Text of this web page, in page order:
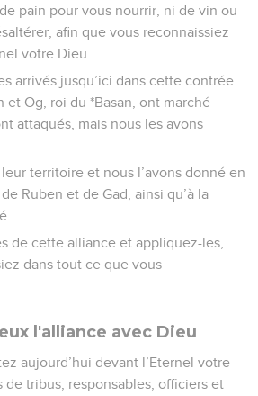
pain pour vous nourrir, ni de vin ou
afin que vous reconnaissiez
votre Dieu.
arrivés jusqu’ici dans cette contrée.
et Og, roi du *Basan, ont marché
attaqués, mais nous les avons
territoire et nous l’avons donné en
Ruben et de Gad, ainsi qu’à la
de cette alliance et appliquez-les,
dans tout ce que vous
l'alliance avec Dieu
aujourd’hui devant l’Eternel votre
de tribus, responsables, officiers et